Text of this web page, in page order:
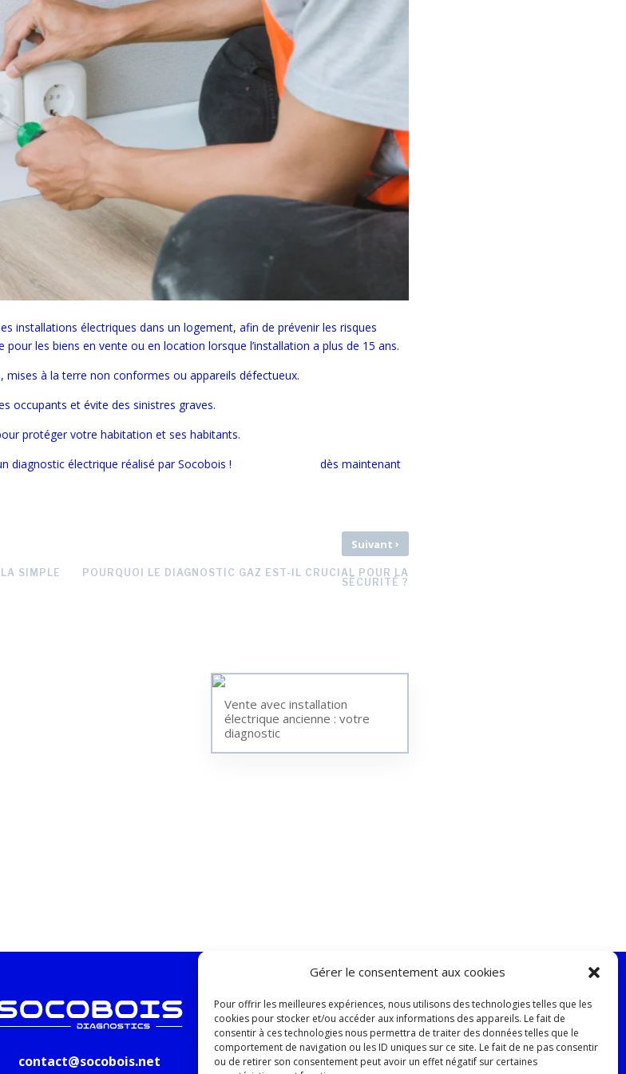
Gérer le consentement aux cookies
Pour offrir les meilleures expériences, nous utilisons des technologies telles que les
cookies pour stocker et/ou accéder aux informations des appareils. Le fait de
consentir à ces technologies nous permettra de traiter des données telles que le
comportement de navigation ou les ID uniques sur ce site. Le fait de ne pas consentir
ou de retirer son consentement peut avoir un effet négatif sur certaines
installations électriques dans un logement, afin de prévenir les risques
pour les biens en vente ou en location lorsque l’installation a plus de 15 ans.
mises à la terre non conformes ou appareils défectueux.
occupants et évite des sinistres graves.
protéger votre habitation et ses habitants.
diagnostic électrique réalisé par Socobois !
dès maintenant
SIMPLE
Suivant ›
POURQUOI LE DIAGNOSTIC GAZ EST-IL CRUCIAL POUR LA
SÉCURITÉ ?
Vente avec installation
électrique ancienne : votre
diagnostic
contact@socobois.net